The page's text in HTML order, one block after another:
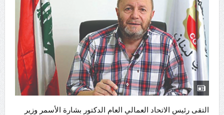
التقى رئيس الاتحاد العمالي العام الدكتور بشارة الأسمر وزير